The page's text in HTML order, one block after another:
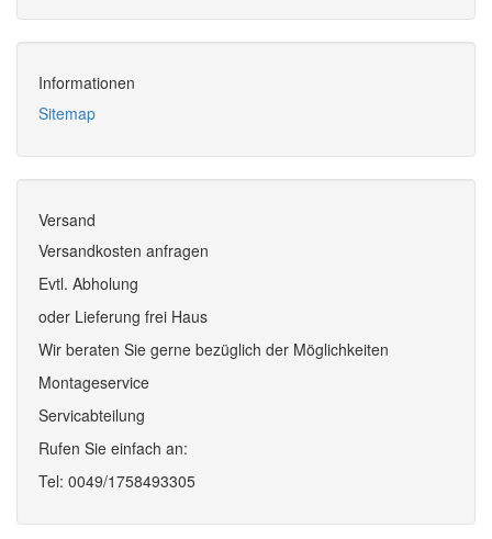
Informationen
Sitemap
Versand
Versandkosten anfragen
Evtl. Abholung
oder Lieferung frei Haus
Wir beraten Sie gerne bezüglich der Möglichkeiten
Montageservice
Servicabteilung
Rufen Sie einfach an:
Tel: 0049/1758493305